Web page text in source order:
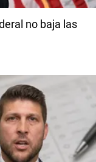
no baja las